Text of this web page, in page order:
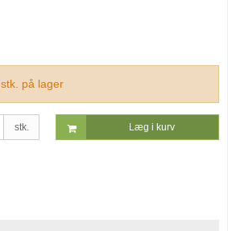
stk. på lager
stk. Læg i kurv